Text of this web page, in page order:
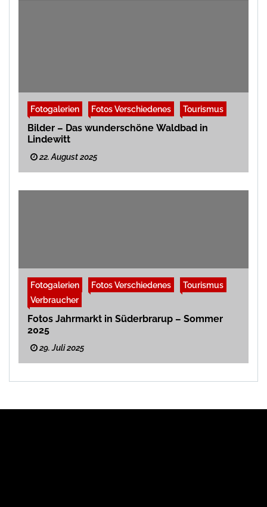
Fotogalerien Fotos Verschiedenes Tourismus
Bilder – Das wunderschöne Waldbad in
Lindewitt
22. August 2025
Fotogalerien Fotos Verschiedenes
Tourismus
Verbraucher
Fotos Jahrmarkt in Süderbrarup – Sommer
2025
29. Juli 2025